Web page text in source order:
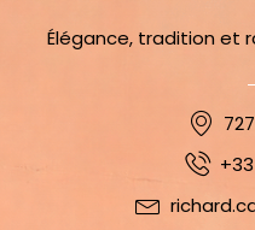
Élégance, tradition et
+33